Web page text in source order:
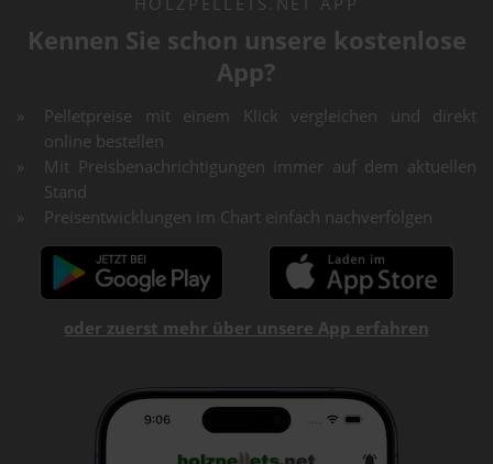
Kennen Sie schon unsere kostenlose
App?
Pelletpreise mit einem Klick vergleichen und direkt
online bestellen
Mit Preisbenachrichtigungen immer auf dem aktuellen
Stand
Preisentwicklungen im Chart einfach nachverfolgen
oder zuerst mehr über unsere App erfahren